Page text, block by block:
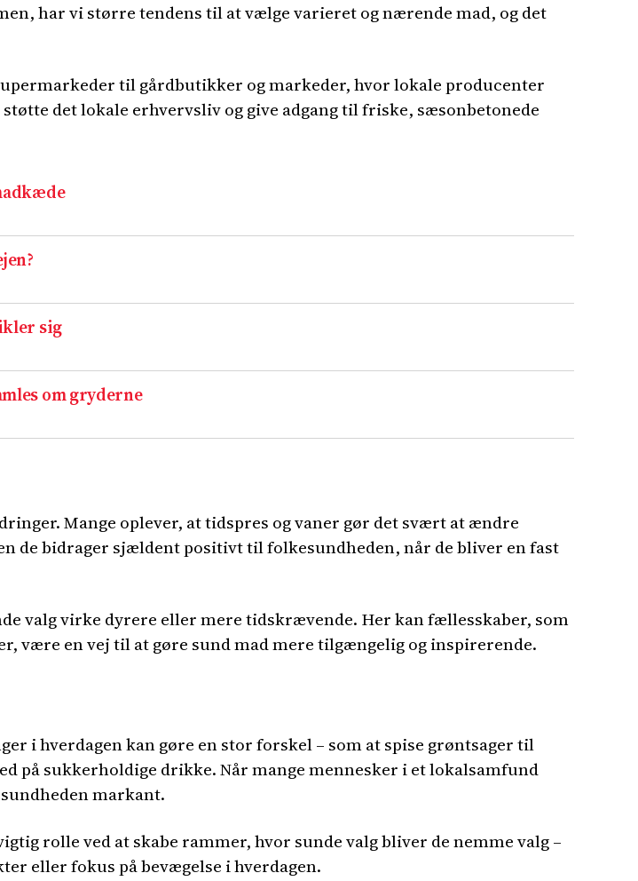
har vi større tendens til at vælge varieret og nærende mad, og det
til gårdbutikker og markeder, hvor lokale producenter
det lokale erhvervsliv og give adgang til friske, sæsonbetonede
sig
om gryderne
Mange oplever, at tidspres og vaner gør det svært at ændre
de bidrager sjældent positivt til folkesundheden, når de bliver en fast
valg virke dyrere eller mere tidskrævende. Her kan fællesskaber, som
en vej til at gøre sund mad mere tilgængelig og inspirerende.
i hverdagen kan gøre en stor forskel – som at spise grøntsager til
sukkerholdige drikke. Når mange mennesker i et lokalsamfund
markant.
rolle ved at skabe rammer, hvor sunde valg bliver de nemme valg –
eller fokus på bevægelse i hverdagen.